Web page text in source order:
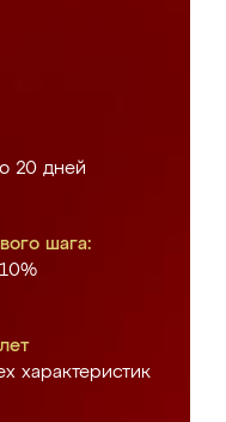
20 дней
шага:
характеристик